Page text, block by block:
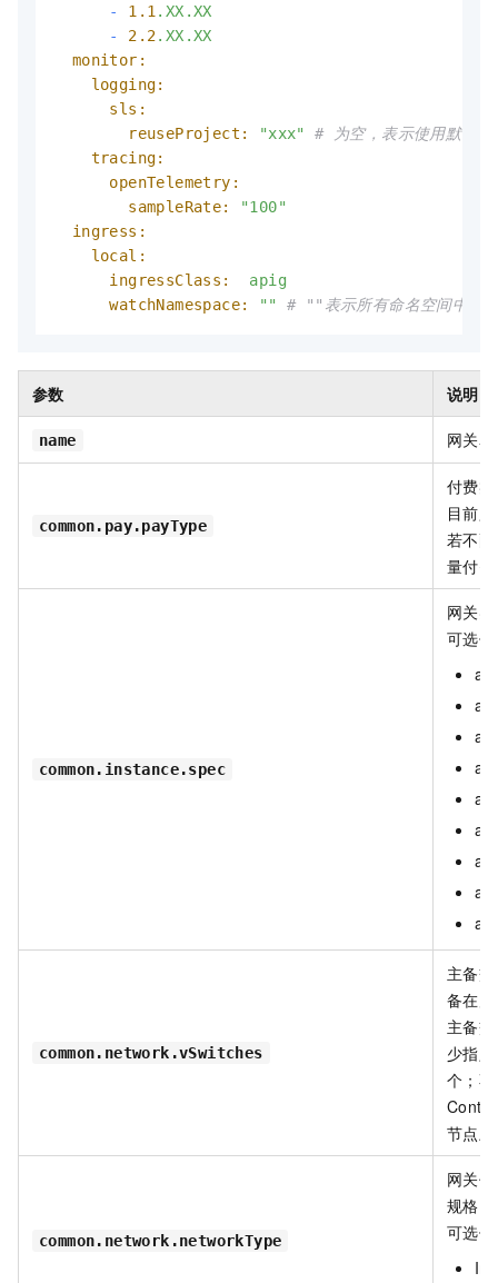
-
1.1 .XX.XX
-
2.2.XX.XX
monitor:
logging:
sls:
reuseProject:
"xxx"
# 为空，表示使用默认
tracing:
openTelemetry:
sampleRate:
"100"
ingress:
local:
ingressClass:
apig
watchNamespace:
"" # ""表示所有命名空间中的
参数 说明
name 网关
common.pay.payType
付费
目前
若不
量付
common.instance.spec
网关
可选
common.network.vSwitches
主备
备在
主备
少指
个；
节点
common.network.networkType
网关
规格。
可选